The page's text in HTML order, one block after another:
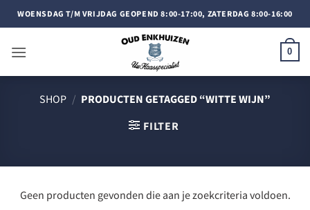
Doorgaan
naar
WOENSDAG T/M VRIJDAG GEOPEND 8:00-17:00, ZATERDAG 8:00-16:00
0
SHOP / PRODUCTEN GETAGGED “WITTE WIJN”
FILTER
Geen producten gevonden die aan je zoekcriteria voldoen.